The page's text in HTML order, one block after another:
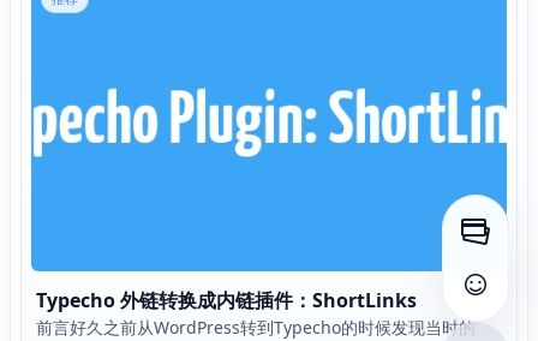
Typecho 外链转换成内链插件：ShortLinks
前言好久之前从WordPress转到Typecho的时候发现当时的
打开侧
查看评